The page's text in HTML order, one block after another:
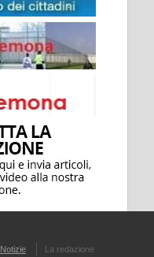
La redazione